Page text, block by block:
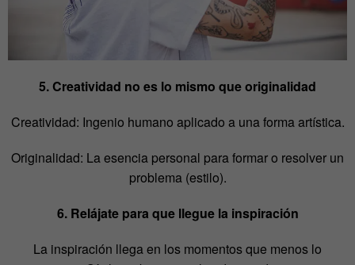
5. Creatividad no es lo mismo que originalidad
Creatividad: Ingenio humano aplicado a una forma artística.
Originalidad: La esencia personal para formar o resolver un
problema (estilo).
6. Relájate para que llegue la inspiración
La inspiración llega en los momentos que menos lo